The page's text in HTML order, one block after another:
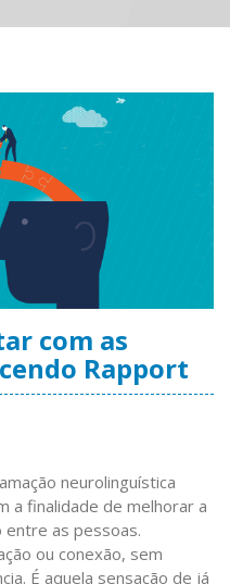
com as
Rapport
neurolinguística
a finalidade de melhorar a
entre as pessoas.
ou conexão, sem
É aquela sensação de já